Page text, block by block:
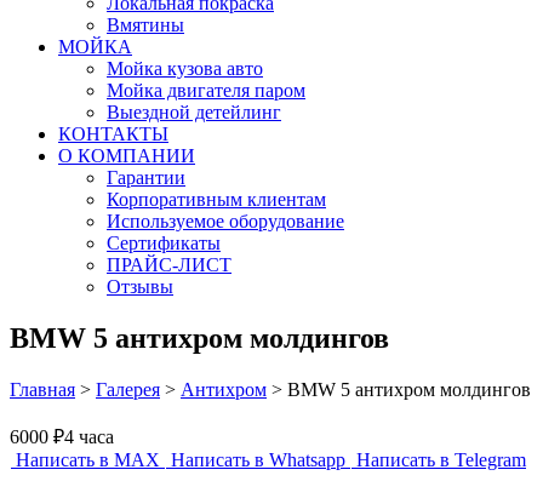
Вмятины
МОЙКА
Мойка кузова авто
Мойка двигателя паром
Выездной детейлинг
КОНТАКТЫ
О КОМПАНИИ
Гарантии
Корпоративным клиентам
Используемое оборудование
Сертификаты
ПРАЙС-ЛИСТ
Отзывы
BMW 5 антихром молдингов
Главная > Галерея > Антихром > BMW 5 антихром молдингов
6000 ₽4 часа
Написать в MAX Написать в Whatsapp Написать в Telegram